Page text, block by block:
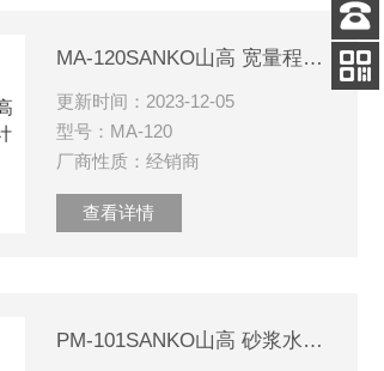
MA-120SANKO山高 宽量程卤素加热水分计 现货
更新时间：2023-12-05
型号：MA-120
厂商性质：经销商
查看详情
PM-101SANKO山高 砂浆水分仪 0.1%1 现货
客服
电话